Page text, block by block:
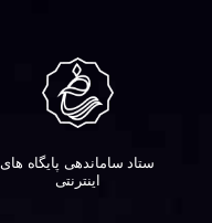
ستاد ساماندهی پایگاه های
اینترنتی